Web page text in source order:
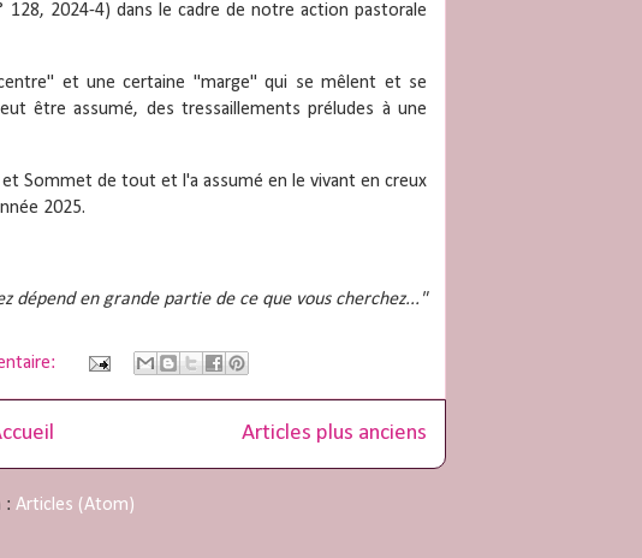
2024-4) dans le cadre de notre action pastorale
et une certaine "marge" qui se mêlent et se
être assumé, des tressaillements préludes à une
Sommet de tout et l'a assumé en le vivant en creux
2025.
dépend en grande partie de ce que vous cherchez..."
Articles plus anciens
: Articles (Atom)